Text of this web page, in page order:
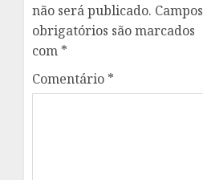
não será publicado. Campos
obrigatórios são marcados
com *
Comentário *